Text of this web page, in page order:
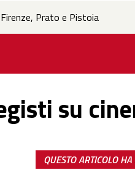
Prato e Pistoia
su
QUESTO ARTICOLO